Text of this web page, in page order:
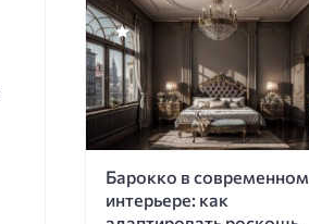
Барокко в современном
интерьере: как